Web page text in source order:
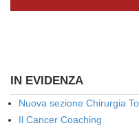
IN EVIDENZA
Nuova sezione Chirurgia
Il Cancer Coaching